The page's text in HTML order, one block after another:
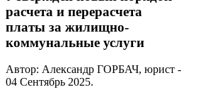
расчета и перерасчета
платы за жилищно-
коммунальные услуги
Автор: Александр ГОРБАЧ, юрист -
04 Сентябрь 2025.